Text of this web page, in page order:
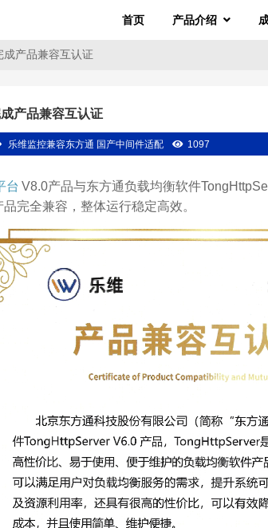
首页 产品介绍
产品兼容互认证
产品兼容互认证
乐维监控兼容东方通 国产中间件适配 1097
台 V8.0产品与东方通负载均衡软件
完全兼容，整体运行稳定高效。